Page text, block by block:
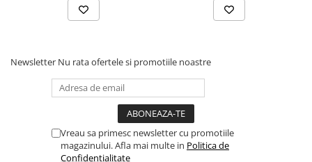
Balonul se livreaza neumflat.
Setul contine un pai transparent pentru umflare balonului
Poate fi umflat cu aer sau heliu.
Pentru a prelungi durata de viața a balonului, evita expunerea
Newsletter Nu rata ofertele si promotiile noastre
Vreau sa primesc newsletter cu promotiile
magazinului. Afla mai multe in Politica de
Confidentialitate